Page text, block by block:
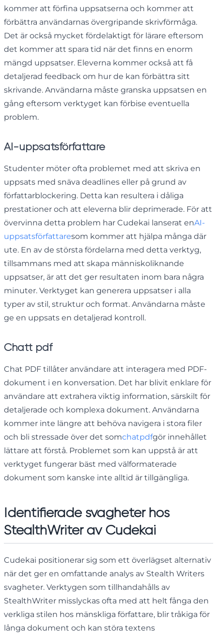
kommer att förfina uppsatserna och kommer att
förbättra användarnas övergripande skrivförmåga.
Det är också mycket fördelaktigt för lärare eftersom
det kommer att spara tid när det finns en enorm
mängd uppsatser. Eleverna kommer också att få
detaljerad feedback om hur de kan förbättra sitt
skrivande. Användarna måste granska uppsatsen en
gång eftersom verktyget kan förbise eventuella
problem.
AI-uppsatsförfattare
Studenter möter ofta problemet med att skriva en
uppsats med snäva deadlines eller på grund av
författarblockering. Detta kan resultera i dåliga
prestationer och att eleverna blir deprimerade. För att
övervinna detta problem har Cudekai lanserat enAI-
uppsatsförfattaresom kommer att hjälpa många där
ute. En av de största fördelarna med detta verktyg,
tillsammans med att skapa människoliknande
uppsatser, är att det ger resultaten inom bara några
minuter. Verktyget kan generera uppsatser i alla
typer av stil, struktur och format. Användarna måste
ge en uppsats en detaljerad kontroll.
Chatt pdf
Chat PDF tillåter användare att interagera med PDF-
dokument i en konversation. Det har blivit enklare för
användare att extrahera viktig information, särskilt för
detaljerade och komplexa dokument. Användarna
kommer inte längre att behöva navigera i stora filer
och bli stressade över det somchatpdfgör innehållet
lättare att förstå. Problemet som kan uppstå är att
verktyget fungerar bäst med välformaterade
dokument som kanske inte alltid är tillgängliga.
Identifierade svagheter hos
StealthWriter av Cudekai
Cudekai positionerar sig som ett överlägset alternativ
när det ger en omfattande analys av Stealth Writers
svagheter. Verktygen som tillhandahålls av
StealthWriter misslyckas ofta med att helt fånga den
verkliga stilen hos mänskliga författare, blir tråkiga för
långa dokument och kan störa textens